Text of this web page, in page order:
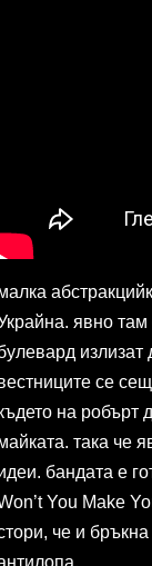
явно там
излизат
се
на робърт
така че
бандата е
You Make
че и